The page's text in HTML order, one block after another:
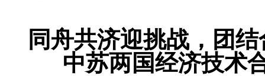
同舟共济迎挑战，团
中苏两国经济技术